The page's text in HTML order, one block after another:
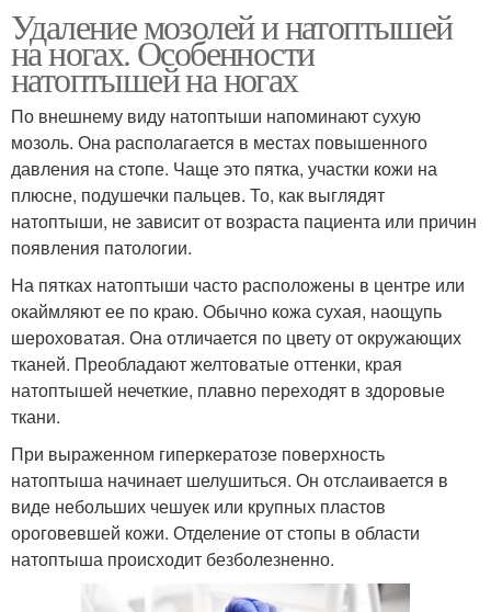
Удаление мозолей и натоптышей
на ногах. Особенности
натоптышей на ногах
По внешнему виду натоптыши напоминают сухую
мозоль. Она располагается в местах повышенного
давления на стопе. Чаще это пятка, участки кожи на
плюсне, подушечки пальцев. То, как выглядят
натоптыши, не зависит от возраста пациента или причин
появления патологии.
На пятках натоптыши часто расположены в центре или
окаймляют ее по краю. Обычно кожа сухая, наощупь
шероховатая. Она отличается по цвету от окружающих
тканей. Преобладают желтоватые оттенки, края
натоптышей нечеткие, плавно переходят в здоровые
ткани.
При выраженном гиперкератозе поверхность
натоптыша начинает шелушиться. Он отслаивается в
виде небольших чешуек или крупных пластов
ороговевшей кожи. Отделение от стопы в области
натоптыша происходит безболезненно.